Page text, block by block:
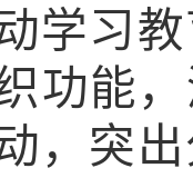
学习
功能
，突